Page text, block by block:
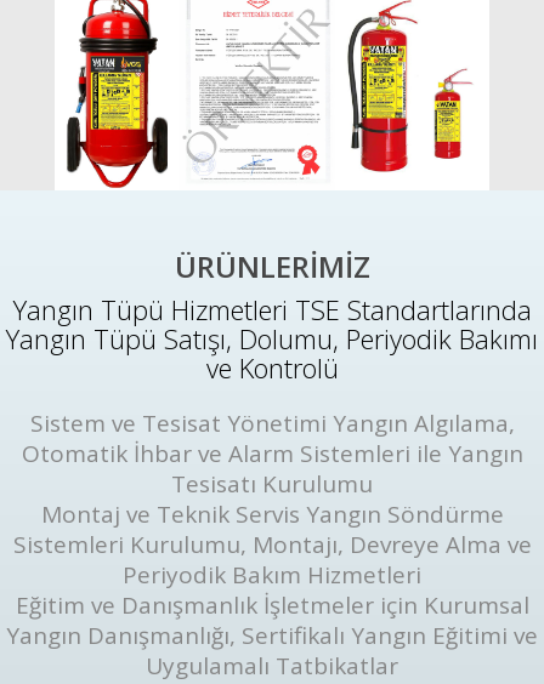
ÜRÜNLERİMİZ
Yangın Tüpü Hizmetleri TSE Standartlarında
Yangın Tüpü Satışı, Dolumu, Periyodik Bakımı
ve Kontrolü
Sistem ve Tesisat Yönetimi Yangın Algılama,
Otomatik İhbar ve Alarm Sistemleri ile Yangın
Tesisatı Kurulumu
Montaj ve Teknik Servis Yangın Söndürme
Sistemleri Kurulumu, Montajı, Devreye Alma ve
Periyodik Bakım Hizmetleri
Eğitim ve Danışmanlık İşletmeler için Kurumsal
Yangın Danışmanlığı, Sertifikalı Yangın Eğitimi ve
Uygulamalı Tatbikatlar